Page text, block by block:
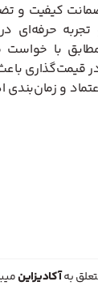
کیفیت و
حرفه‌ای
با
و
بهآکادیزاین